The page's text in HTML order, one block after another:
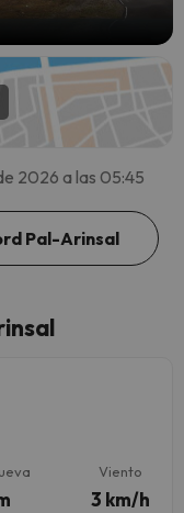
2026 a las 05:45
Pal-Arinsal
Viento
3 km/h